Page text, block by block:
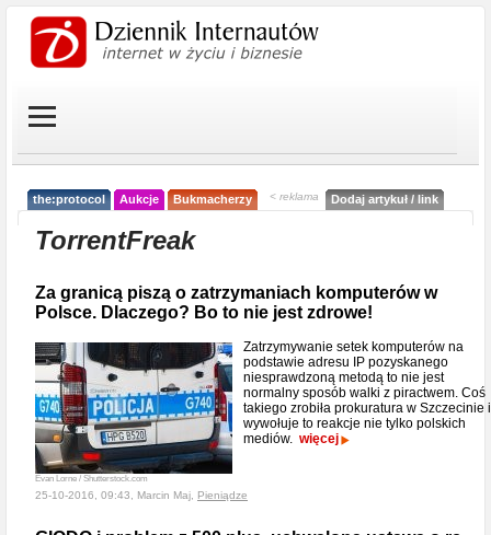
the:protocol Aukcje Bukmacherzy < reklama Dodaj artykuł / link
TorrentFreak
Za granicą piszą o zatrzymaniach komputerów w
Polsce. Dlaczego? Bo to nie jest zdrowe!
Evan Lorne / Shutterstock.com
Zatrzymywanie setek komputerów na
podstawie adresu IP pozyskanego
niesprawdzoną metodą to nie jest
normalny sposób walki z piractwem. Coś
takiego zrobiła prokuratura w Szczecinie i
wywołuje to reakcje nie tylko polskich
mediów. więcej
25-10-2016, 09:43, Marcin Maj, Pieniądze